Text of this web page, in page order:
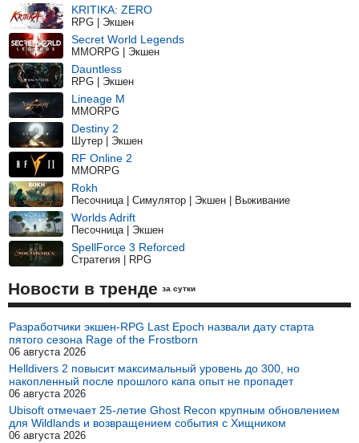
KRITIKA: ZERO
RPG | Экшен
Secret World Legends
MMORPG | Экшен
Dauntless
RPG | Экшен
Lineage M
MMORPG
Destiny 2
Шутер | Экшен
RF Online 2
MMORPG
Rokh
Песочница | Симулятор | Экшен | Выживание
Worlds Adrift
Песочница | Экшен
SpellForce 3 Reforced
Стратегия | RPG
Новости в тренде за сутки
Разработчики экшен-RPG Last Epoch назвали дату старта
пятого сезона Rage of the Frostborn
06 августа 2026
Helldivers 2 повысит максимальный уровень до 300, но
накопленный после прошлого капа опыт не пропадет
06 августа 2026
Ubisoft отмечает 25-летие Ghost Recon крупным обновлением
для Wildlands и возвращением события с Хищником
06 августа 2026